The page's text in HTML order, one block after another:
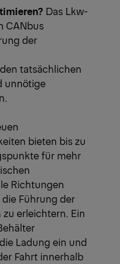
Das Lkw-
CANbus
der
tatsächlichen
unnötige
bieten bis zu
für mehr
Richtungen
Führung der
erleichtern. Ein
Ladung ein und
Fahrt innerhalb